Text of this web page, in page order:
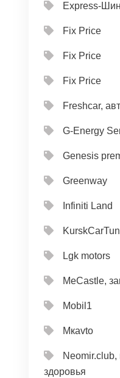
Express-
Fix Price
Fix Price
Fix Price
Freshcar,
G-Energy
Genesis
Greenway
Infiniti Land
Lgk motors
MeCastle,
Mobil1
Mкavto
Neomir.club,
здоровья